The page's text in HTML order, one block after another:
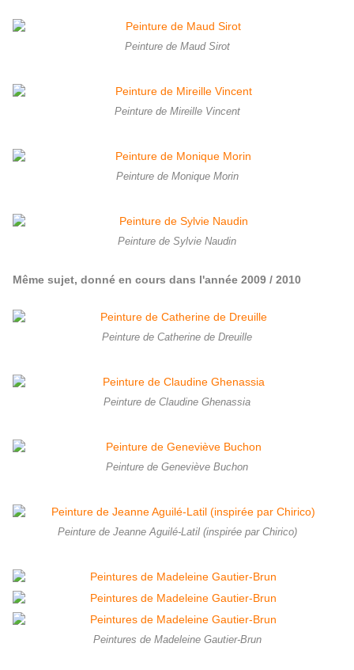
Peinture de Maud Sirot
Peinture de Mireille Vincent
Peinture de Monique Morin
Peinture de Sylvie Naudin
Même sujet, donné en cours dans l'année 2009 / 2010
Peinture de Catherine de Dreuille
Peinture de Claudine Ghenassia
Peinture de Geneviève Buchon
Peinture de Jeanne Aguilé-Latil (inspirée par Chirico)
Peintures de Madeleine Gautier-Brun